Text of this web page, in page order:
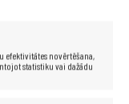
efektivitātes novērtēšana,
statistiku vai dažādu
520
stereo skaļruņi